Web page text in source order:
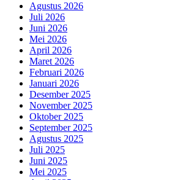
Agustus 2026
Juli 2026
Juni 2026
Mei 2026
April 2026
Maret 2026
Februari 2026
Januari 2026
Desember 2025
November 2025
Oktober 2025
September 2025
Agustus 2025
Juli 2025
Juni 2025
Mei 2025